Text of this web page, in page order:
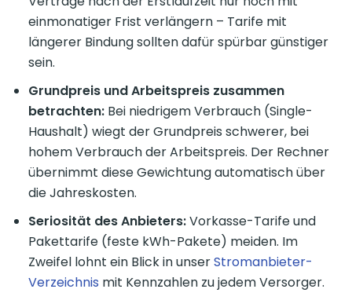
einmonatiger Frist verlängern – Tarife mit
längerer Bindung sollten dafür spürbar günstiger
sein.
Grundpreis und Arbeitspreis zusammen
betrachten: Bei niedrigem Verbrauch (Single-
Haushalt) wiegt der Grundpreis schwerer, bei
hohem Verbrauch der Arbeitspreis. Der Rechner
übernimmt diese Gewichtung automatisch über
die Jahreskosten.
Seriosität des Anbieters:Vorkasse-Tarife und
Pakettarife (feste kWh-Pakete) meiden. Im
Zweifel lohnt ein Blick in unserStromanbieter-
Verzeichnis mit Kennzahlen zu jedem Versorger.